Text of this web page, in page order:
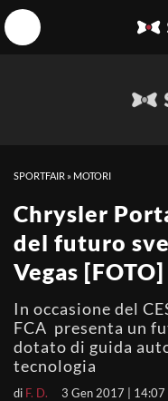
SPORTFAIR » MOTORI
Chrysler
del futuro
Vegas [FOTO]
In occasione del
FCA presenta un
dotato di guida
tecnologia
di F. D. 3 Gen 2017 | 14:07